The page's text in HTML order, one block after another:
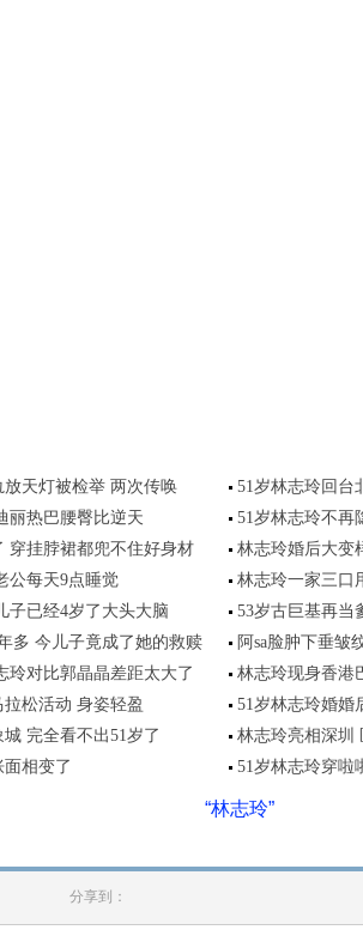
天灯被检举 两次传唤
51岁林志玲回台
丽热巴腰臀比逆天
51岁林志玲不再
穿挂脖裙都兜不住好身材
林志玲婚后大变
公每天9点睡觉
林志玲一家三口
子已经4岁了大头大脑
53岁古巨基再当
多 今儿子竟成了她的救赎
阿sa脸肿下垂皱
玲对比郭晶晶差距太大了
林志玲现身香港
松活动 身姿轻盈
51岁林志玲婚婚
完全看不出51岁了
林志玲亮相深圳
相变了
51岁林志玲穿啦
“林志玲”
分享到：